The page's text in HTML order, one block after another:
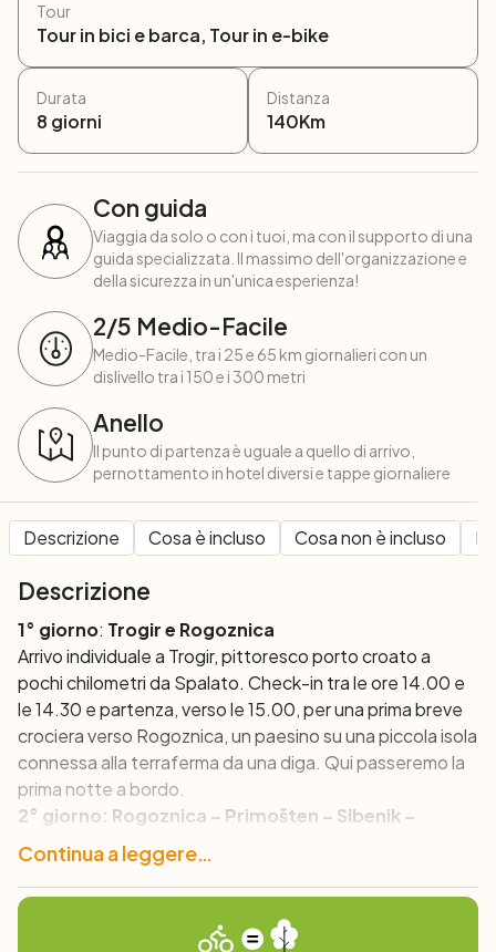
Tour
Tour in bici e barca, Tour in e-bike
Durata
8 giorni
Distanza
140Km
Con guida
Viaggia da solo o con i tuoi, ma con il supporto di una
guida specializzata. Il massimo dell'organizzazione e
della sicurezza in un'unica esperienza!
2/5 Medio-Facile
Medio-Facile, tra i 25 e 65 km giornalieri con un
dislivello tra i 150 e i 300 metri
Anello
Il punto di partenza è uguale a quello di arrivo,
pernottamento in hotel diversi e tappe giornaliere
Descrizione Cosa è incluso Cosa non è incluso
Descrizione
1° giorno: Trogir e Rogoznica
Arrivo individuale a Trogir, pittoresco porto croato a
pochi chilometri da Spalato. Check-in tra le ore 14.00 e
le 14.30 epartenza, verso le 15.00,per una prima breve
crociera verso Rogoznica, un paesino su una piccola isola
connessa alla terraferma da una diga. Qui passeremo la
prima notte a bordo.
2° giorno: Rogoznica – Primošten – Sibenik –
Skradin(20 km)
Dopo colazione partenza in bici per
proseguiremo in barca fino alla città diSibenik, doveil
fiume Krka sfocia nel mar Adriatico. Dopo la visita alla
Continua a leggere…